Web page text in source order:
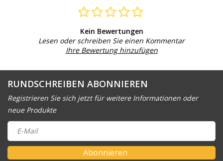
Kein Bewertungen
Lesen oder schreiben Sie einen Kommentar
Ihre Bewertung hinzufügen
RUNDSCHREIBEN ABONNIEREN
Registrieren Sie sich jetzt für weitere Informationen oder
neue Produkte
Abonnieren